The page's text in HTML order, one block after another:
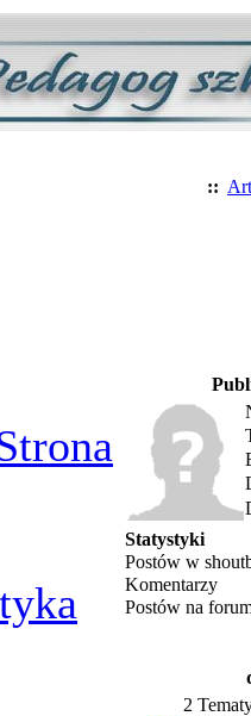
::
Statystyki
Postów w
Komentarzy
Postów na
2